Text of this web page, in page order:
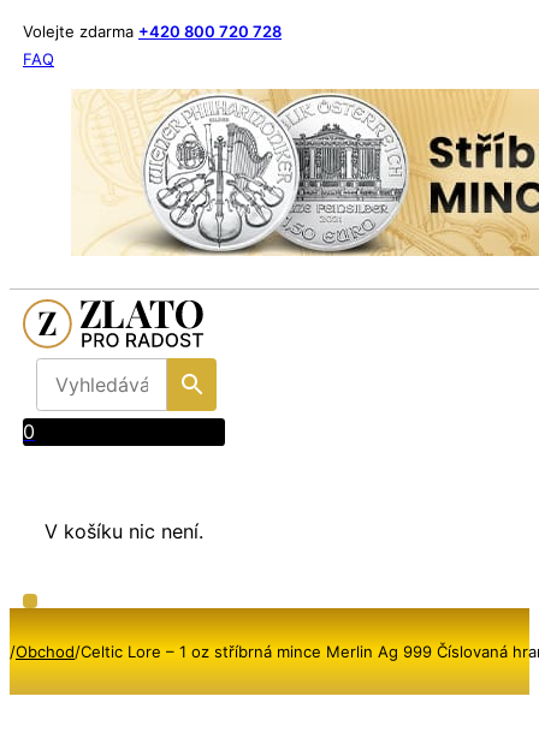
Volejte zdarma +420 800 720 728
FAQ
0
V košíku nic není.
/Obchod/Celtic Lore – 1 oz stříbrná mince Merlin Ag 999 Číslovaná